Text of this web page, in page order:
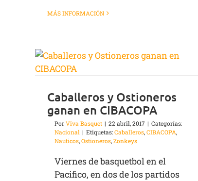
MÁS INFORMACIÓN
Caballeros y Ostioneros
ganan en CIBACOPA
PorViva Basquet | 22 abril, 2017 | Categorías:
Nacional | Etiquetas:Caballeros,CIBACOPA,
Nauticos,Ostioneros,Zonkeys
Viernes de basquetbol en el
Pacifico, en dos de los partidos